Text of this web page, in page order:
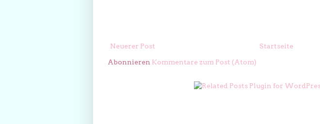
Neuerer Post Startseite
Abonnieren Kommentare zum Post (Atom)